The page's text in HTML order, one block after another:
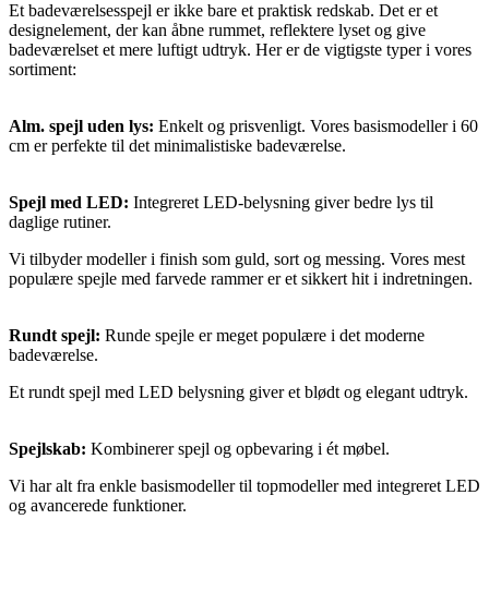
Et badeværelsesspejl er ikke bare et praktisk redskab. Det er et
designelement, der kan åbne rummet, reflektere lyset og give
badeværelset et mere luftigt udtryk. Her er de vigtigste typer i vores
sortiment:
Alm. spejl uden lys: Enkelt og prisvenligt. Vores basismodeller i 60
cm er perfekte til det minimalistiske badeværelse.
Spejl med LED: Integreret LED-belysning giver bedre lys til
daglige rutiner.
Vi tilbyder modeller i finish som guld, sort og messing. Vores mest
populære spejle med farvede rammer er et sikkert hit i indretningen.
Rundt spejl: Runde spejle er meget populære i det moderne
badeværelse.
Et rundt spejl med LED belysning giver et blødt og elegant udtryk.
Spejlskab: Kombinerer spejl og opbevaring i ét møbel.
Vi har alt fra enkle basismodeller til topmodeller med integreret LED
og avancerede funktioner.